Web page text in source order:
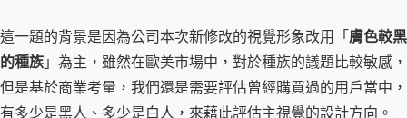
這一題的背景是因為公司本次新修改的視覺形象改用「 膚色較黑
的種族 」為主，雖然在歐美市場中，對於種族的議題比較敏感，
但是基於商業考量，我們還是需要評估曾經購買過的用戶當中，
有多少是黑人、多少是白人，來藉此評估主視覺的設計方向。